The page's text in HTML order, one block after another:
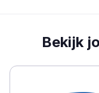
Bekijk